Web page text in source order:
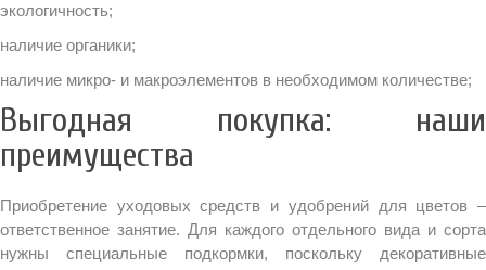
экологичность;
наличие органики;
наличие микро- и макроэлементов в необходимом количестве;
Выгодная покупка: наши
преимущества
Приобретение уходовых средств и удобрений для цветов –
ответственное занятие. Для каждого отдельного вида и сорта
нужны специальные подкормки, поскольку декоративные